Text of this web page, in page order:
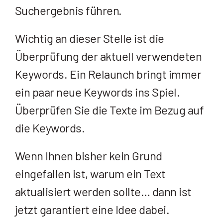
Suchergebnis führen.
Wichtig an dieser Stelle ist die
Überprüfung der aktuell verwendeten
Keywords. Ein Relaunch bringt immer
ein paar neue Keywords ins Spiel.
Überprüfen Sie die Texte im Bezug auf
die Keywords.
Wenn Ihnen bisher kein Grund
eingefallen ist, warum ein Text
aktualisiert werden sollte… dann ist
jetzt garantiert eine Idee dabei.